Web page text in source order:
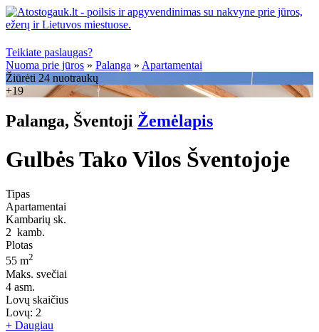
Teikiate paslaugas?
Nuoma prie jūros » Palanga » Apartamentai
Žiūrėti 24 nuotraukų
+19
Palanga, Šventoji Žemėlapis
Gulbės Tako Vilos Šventojoje
Tipas
Apartamentai
Kambarių sk.
2 kamb.
Plotas
55 m2
Maks. svečiai
4 asm.
Lovų skaičius
Lovų: 2
+ Daugiau